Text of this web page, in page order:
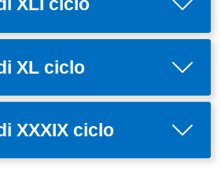
XLI ciclo
XL ciclo
XXXIX ciclo